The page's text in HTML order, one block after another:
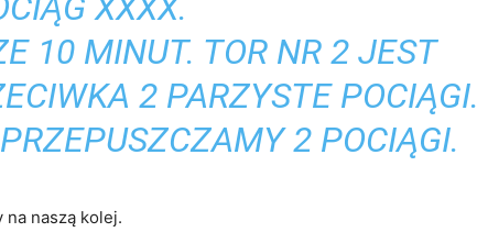
10 MINUT. TOR NR 2 JEST
2 PARZYSTE POCIĄGI.
2 POCIĄGI.
naszą kolej.